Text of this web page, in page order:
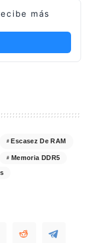
más
Escasez De RAM
Memoria DDR5